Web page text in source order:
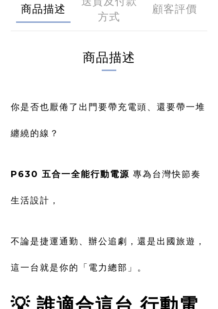
商品描述
方式
顧客評價
商品描述
你是否也厭倦了出門要帶充電頭、還要帶一堆
纏繞的線？
P630 五合一全能行動電源 專為台灣快節奏
生活設計，
不論是捷運通勤、辦公追劇，還是出國旅遊，
這一台就是你的「電力總部」。